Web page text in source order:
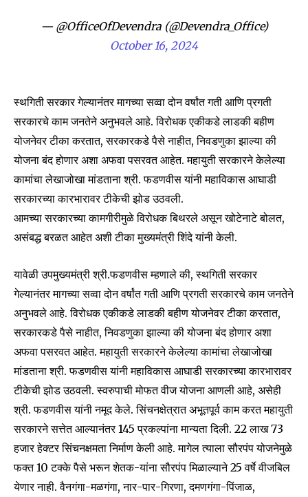
SUBSCRIBERS and be part of the
conversation.
To subscribe, simply enter your email address on our website
or click the subscribe button below. Don't worry, we respect
your privacy and won't spam your inbox. Your information is
safe with us.
SUBSCRIBE
I've read and accept thePrivacy Policy.
6,300
Fans
32,111
Followers
75
Followers
— @OfficeOfDevendra (@Devendra_Office)
October 16, 2024
स्थगिती सरकार गेल्यानंतर मागच्या सव्वा दोन वर्षांत गती आणि प्रगती
सरकारचे काम जनतेने अनुभवले आहे. विरोधक एकीकडे लाडकी बहीण
योजनेवर टीका करतात, सरकारकडे पैसे नाहीत, निवडणुका झाल्या की
योजना बंद होणार अशा अफवा पसरवत आहेत. महायुती सरकारने केलेल्या
कामांचा लेखाजोखा मांडताना श्री. फडणवीस यांनी महाविकास आघाडी
सरकारच्या कारभारावर टीकेची झोड उठवली.
आमच्या सरकारच्या कामगीरीमुळे विरोधक बिथरले असून खोटेनाटे बोलत,
असंबद्ध बरळत आहेत अशी टीका मुख्यमंत्री शिंदे यांनी केली.
यावेळी उपमुख्यमंत्री श्री.फडणवीस म्हणाले की, स्थगिती सरकार
गेल्यानंतर मागच्या सव्वा दोन वर्षांत गती आणि प्रगती सरकारचे काम जनतेने
अनुभवले आहे. विरोधक एकीकडे लाडकी बहीण योजनेवर टीका करतात,
सरकारकडे पैसे नाहीत, निवडणुका झाल्या की योजना बंद होणार अशा
अफवा पसरवत आहेत. महायुती सरकारने केलेल्या कामांचा लेखाजोखा
मांडताना श्री. फडणवीस यांनी महाविकास आघाडी सरकारच्या कारभारावर
टीकेची झोड उठवली. स्वरुपाची मोफत वीज योजना आणली आहे, असेही
श्री. फडणवीस यांनी नमूद केले. सिंचनक्षेत्रात अभूतपूर्व काम करत महायुती
सरकारने सत्तेत आल्यानंतर 145 प्रकल्पांना मान्यता दिली. 22 लाख 73
हजार हेक्टर सिंचनक्षमता निर्माण केली आहे. मागेल त्याला सौरपंप योजनेमुळे
फक्त 10 टक्के पैसे भरून शेतक-यांना सौरपंप मिळाल्याने 25 वर्षे वीजबिल
येणार नाही. वैनगंगा-मळगंगा, नार-पार-गिरणा, दमणगंगा-पिंजाळ,